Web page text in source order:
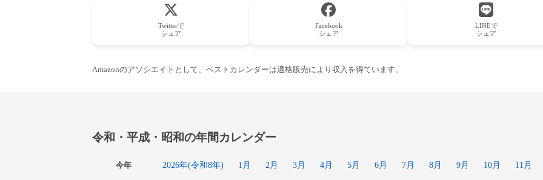
Twitterで
シェア
Facebook
シェア
LINEで
シェア
Amazonのアソシエイトとして、ベストカレンダーは適格販売により収入を得ています。
令和・平成・昭和の年間カレンダー
今年 2026年(令和8年) 1月 2月 3月 4月 5月 6月 7月 8月 9月 10月 11月